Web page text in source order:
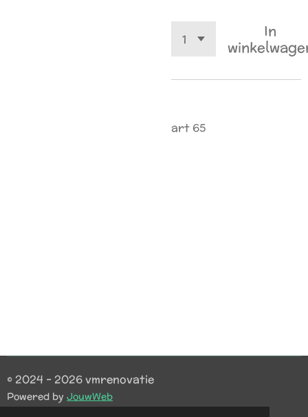
In
art 65
© 2024 - 2026 vmrenovatie
Powered by JouwWeb